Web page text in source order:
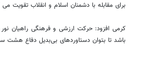
برای مقابله با دشمنان اسلام و انقلاب تقویت می
کرمی افزود: حرکت ارزشی و فرهنگی راهیان‌
باشد تا بتوان دستاوردهای بی‌بدیل دفاع هشت